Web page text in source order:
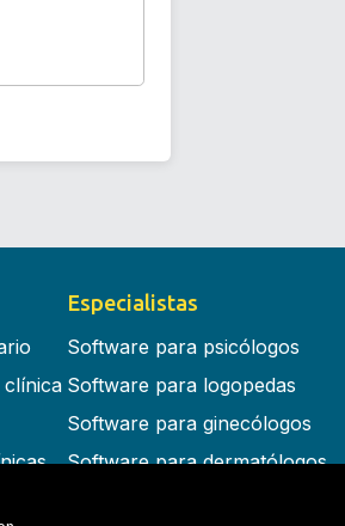
Especialistas
Software para psicólogos
Software para logopedas
Software para ginecólogos
Software para dermatólogos